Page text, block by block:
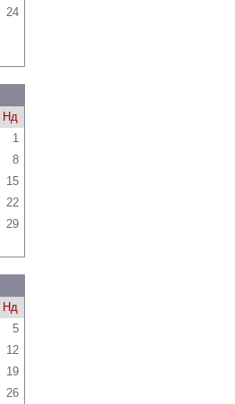
24
Нд
1
8
15
22
29
Нд
5
12
19
26